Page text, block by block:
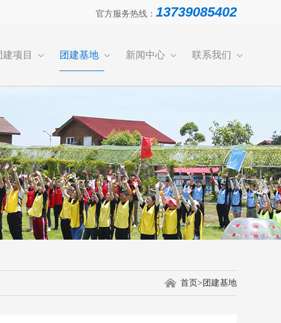
官方服务热线： 13739085402
建项目 团建基地 新闻中心 联系我们
首页> 团建基地